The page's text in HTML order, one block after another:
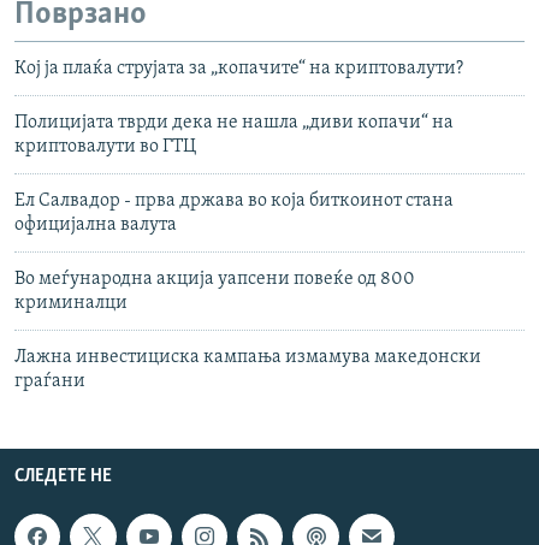
Поврзано
Кој ја плаќа струјата за „копачите“ на криптовалути?
Полицијата тврди дека не нашла „диви копачи“ на
криптовалути во ГТЦ
Ел Салвадор - прва држава во која биткоинот стана
официјална валута
Во меѓународна акција уапсени повеќе од 800
криминалци
Лажна инвестициска кампања измамува македонски
граѓани
СЛЕДЕТЕ НЕ